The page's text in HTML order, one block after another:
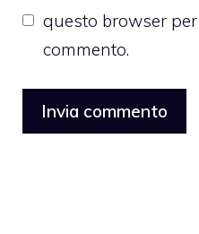
questo browser
commento.